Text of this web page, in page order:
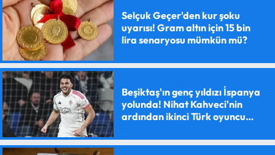
Selçuk Geçer'den kur şoku
uyarısı! Gram altın için 15 bin
lira senaryosu mümkün mü?
Beşiktaş'ın genç yıldızı İspanya
yolunda! Nihat Kahveci'nin
ardından ikinci Türk oyuncu